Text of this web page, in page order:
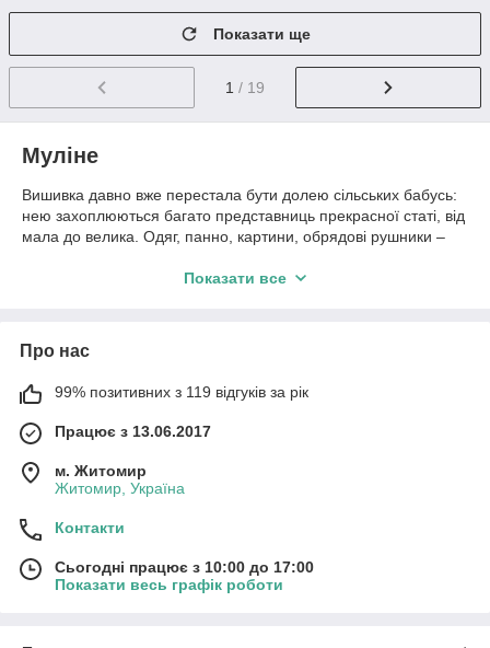
Показати ще
1 / 19
Муліне
Вишивка давно вже перестала бути долею сільських бабусь:
нею захоплюються багато представниць прекрасної статі, від
мала до велика. Одяг, панно, картини, обрядові рушники –
вишиванка, не втратить своєї актуальності ще багато
мулине от китайского производителя CXC, который является
только в одном показателе: в своей стоимости. Номера
позволяет комбинировать в одном изделии нитки от разных
Мы имеем в наличии все 447 цветов палитры, так что в
которые Вам необходимы.
Характеристики мулине от CXC
Китайське виробництво дано вже перестало бути синонімом
Показати все
Про нас
99% позитивних з 119 відгуків за рік
Працює з 13.06.2017
м. Житомир
Житомир, Україна
Контакти
Сьогодні працює з 10:00 до 17:00
Показати весь графік роботи